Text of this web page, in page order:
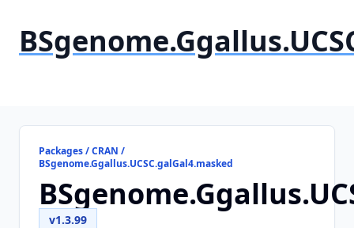
Packages / CRAN /
BSgenome.Ggallus.UCSC.galGal4.masked
v1.3.99